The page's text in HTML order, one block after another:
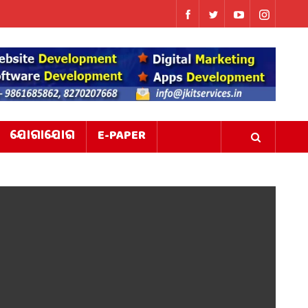
ଯୋଗାଯୋଗ E-PAPER